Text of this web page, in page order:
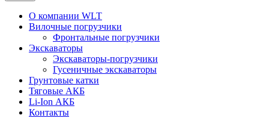
О компании WLT
Вилочные погрузчики
Фронтальные погрузчики
Экскаваторы
Экскаваторы-погрузчики
Гусеничные экскаваторы
Грунтовые катки
Тяговые АКБ
Li-Ion АКБ
Контакты